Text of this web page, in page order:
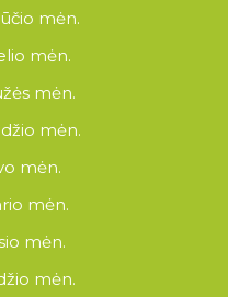
mėn.
mėn.
mėn.
mėn.
mėn.
mėn.
mėn.
mėn.